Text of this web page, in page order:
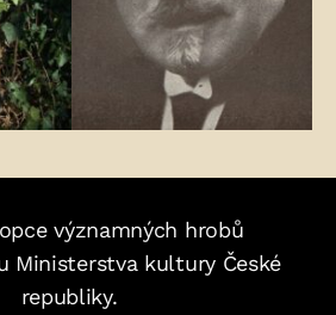
významných hrobů
Ministerstva kultury České
republiky.